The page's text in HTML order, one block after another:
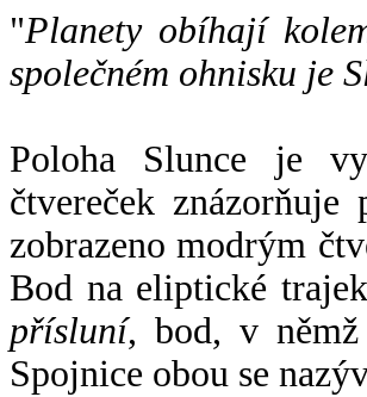
"Planety obíhají
společném ohnisku je
Poloha Slunce je
čtvereček
zobrazeno modrým
Bod na eliptické
přísluní, bod, v
Spojnice obou se